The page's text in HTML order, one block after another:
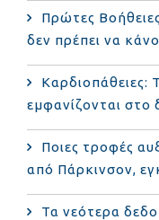
Πρώτες
δεν πρέπει να
Καρδιοπάθειες:
εμφανίζονται στο
Ποιες τροφές
από Πάρκινσον,
Τα νεότερα